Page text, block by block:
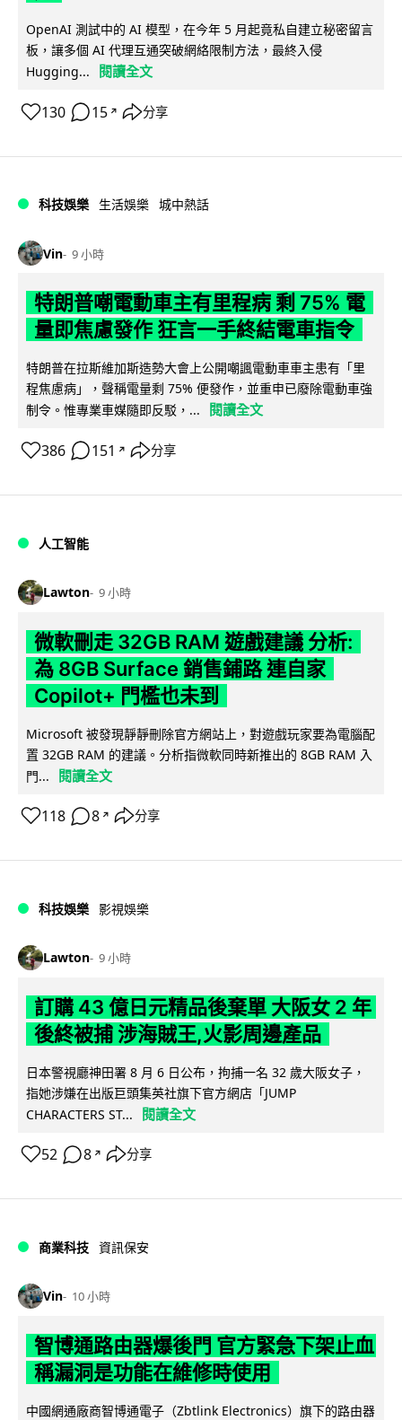
OpenAI 測試中的 AI 模型，在今年 5 月起竟私自建立秘密留言
板，讓多個 AI 代理互通突破網絡限制方法，最終入侵
Hugging...
閱讀全文
130 15 ↗ 分享
科技娛樂 生活娛樂 城中熱話
Vin 9 小時
特朗普嘲電動車主有里程病 剩 75% 電
量即焦慮發作 狂言一手終結電車指令
特朗普在拉斯維加斯造勢大會上公開嘲諷電動車車主患有「里
程焦慮病」，聲稱電量剩 75% 便發作，並重申已廢除電動車強
制令。惟專業車媒隨即反駁，...
閱讀全文
386 151 ↗ 分享
人工智能
Lawton 9 小時
微軟刪走 32GB RAM 遊戲建議 分析:
為 8GB Surface 銷售鋪路 連自家
Copilot+ 門檻也未到
Microsoft 被發現靜靜刪除官方網站上，對遊戲玩家要為電腦配
置 32GB RAM 的建議。分析指微軟同時新推出的 8GB RAM 入
門...
閱讀全文
118 8 ↗ 分享
科技娛樂 影視娛樂
Lawton 9 小時
訂購 43 億日元精品後棄單 大阪女 2 年
後終被捕 涉海賊王,火影周邊產品
日本警視廳神田署 8 月 6 日公布，拘捕一名 32 歲大阪女子，
指她涉嫌在出版巨頭集英社旗下官方網店「JUMP
CHARACTERS ST...
閱讀全文
52 8 ↗ 分享
商業科技 資訊保安
Vin 10 小時
智博通路由器爆後門 官方緊急下架止血
稱漏洞是功能在維修時使用
中國網通廠商智博通電子（Zbtlink Electronics）旗下的路由器